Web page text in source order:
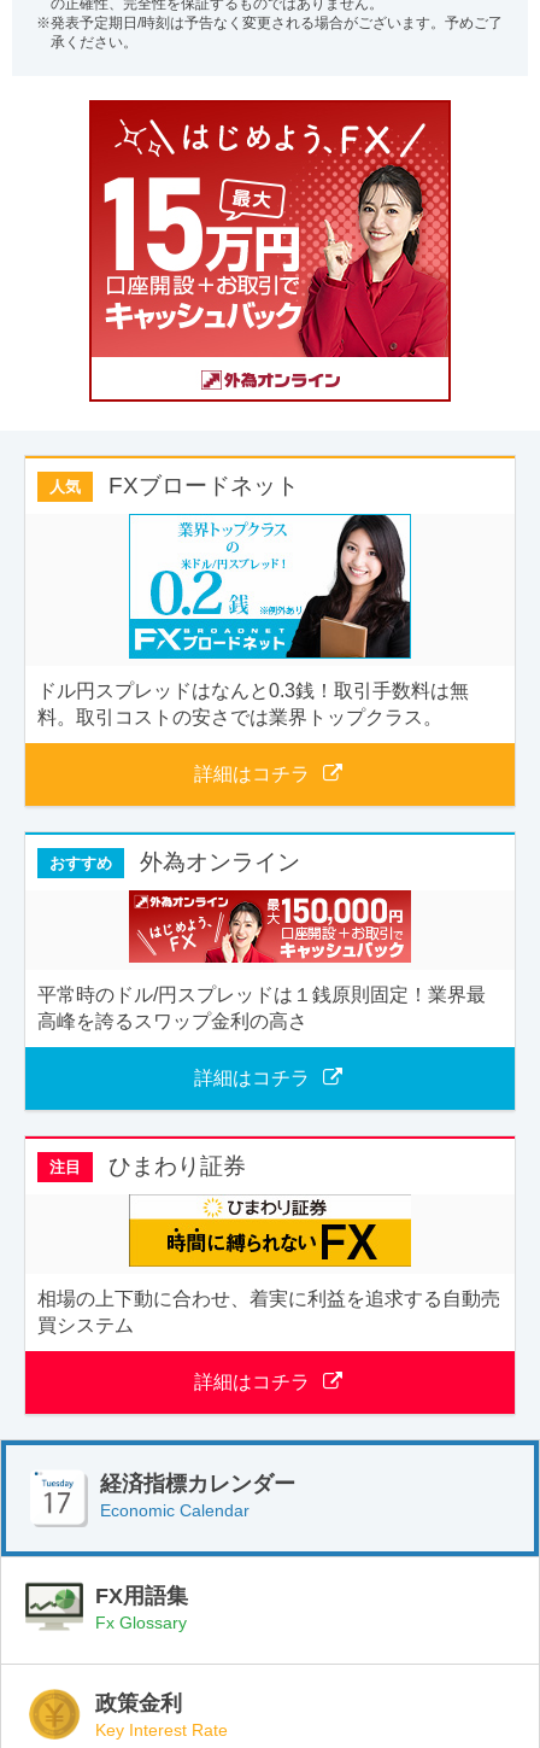
の正確性、完全性を保証するものではありません。
発表予定期日/時刻は予告なく変更される場合がございます。予めご了
承ください。
人気 FXブロードネット
ドル円スプレッドはなんと0.3銭！取引手数料は無
料。取引コストの安さでは業界トップクラス。
詳細はコチラ
おすすめ 外為オンライン
平常時のドル/円スプレッドは１銭原則固定！業界最
高峰を誇るスワップ金利の高さ
詳細はコチラ
注目 ひまわり証券
相場の上下動に合わせ、着実に利益を追求する自動売
買システム
詳細はコチラ
経済指標カレンダー
Economic Calendar
FX用語集
Fx Glossary
政策金利
Key Interest Rate